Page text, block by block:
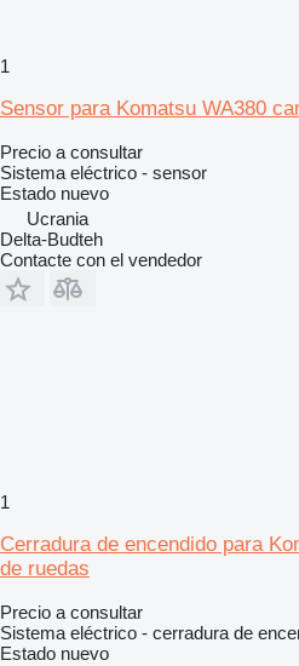
1
Sensor para Komatsu WA380
Precio a consultar
Sistema eléctrico - sensor
Estado nuevo
Ucrania
Delta-Budteh
Contacte con el vendedor
1
Cerradura de encendido para
de ruedas
Precio a consultar
Sistema eléctrico - cerradura de
Estado nuevo